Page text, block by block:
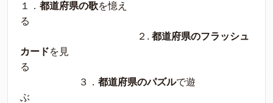
１． 都道府県の歌を憶え
る
２. 都道府県のフラッシュ
カードを見
る
３． 都道府県のパズルで遊
ぶ